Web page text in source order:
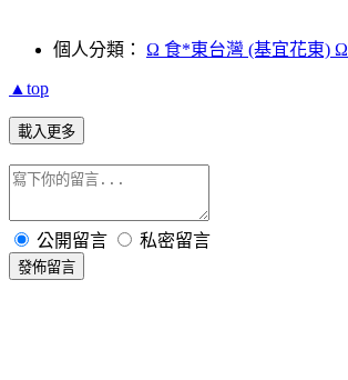
個人分類： Ω 食*東台灣 (基宜花東) Ω
▲top
載入更多
公開留言 私密留言
發佈留言